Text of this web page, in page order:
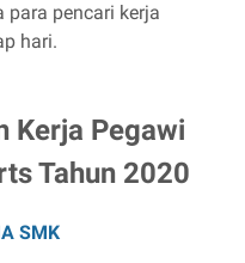
para pencari kerja
hari.
Kerja Pegawi
Tahun 2020
SMK